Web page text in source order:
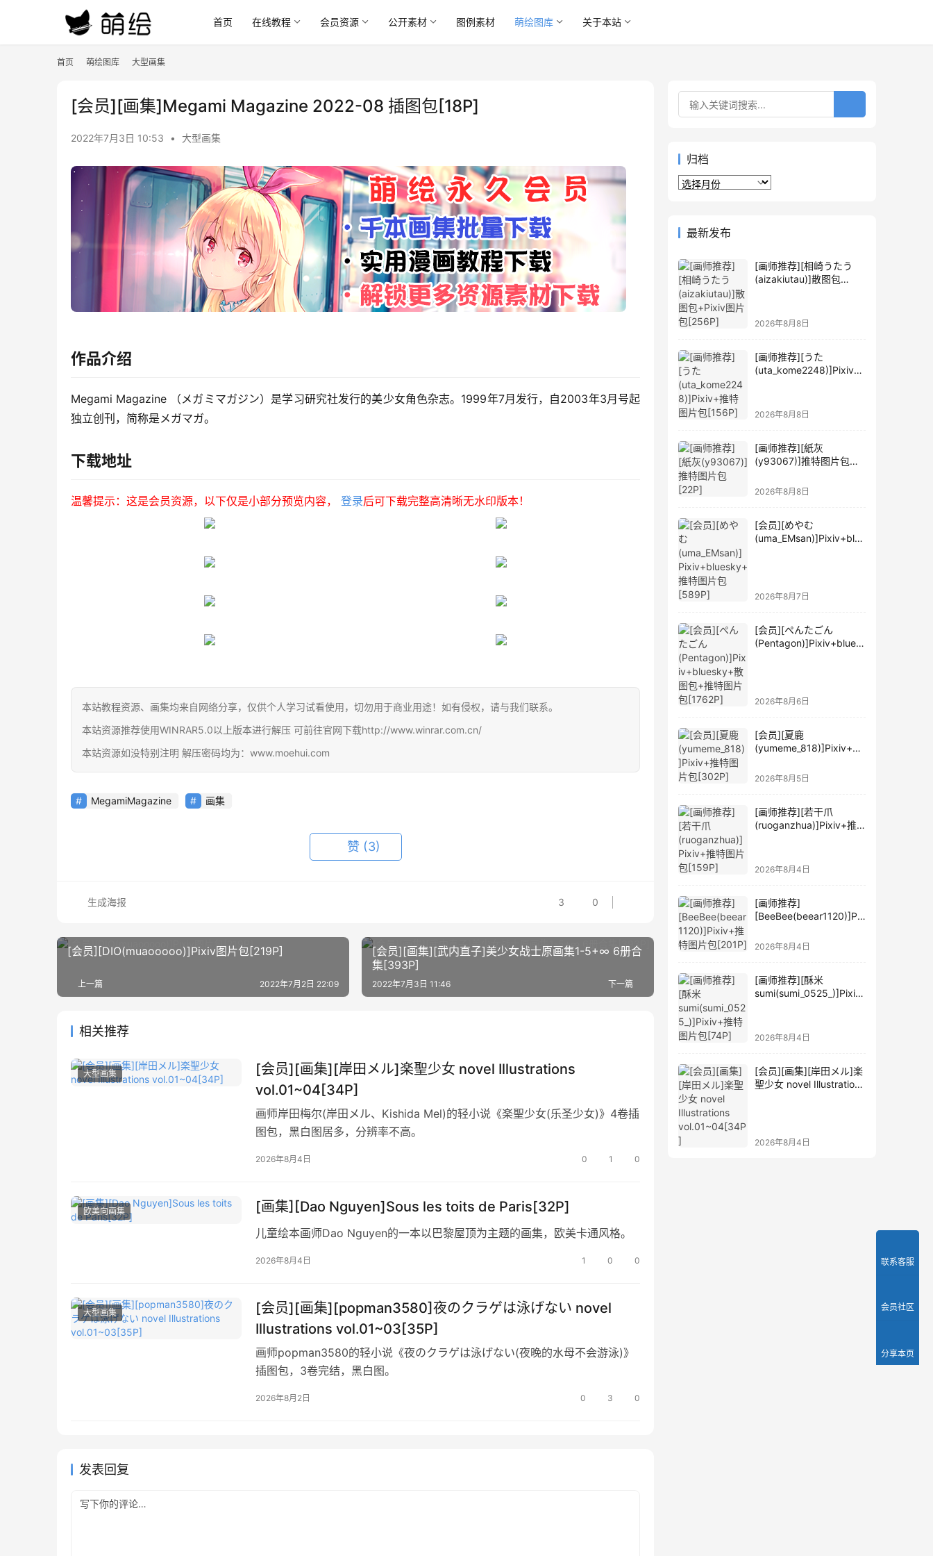
首页 在线教程 会员资源 公开素材 图例素材 萌绘图库 关于本站
首页 萌绘图库 大型画集
[会员][画集]Megami Magazine 2022-08 插图包[18P]
2022年7月3日 10:53 • 大型画集
作品介绍
Megami Magazine （メガミマガジン）是学习研究社发行的美少女角色杂志。1999年7月发行，自2003年3月号起
独立创刊，简称是メガマガ。
下载地址
温馨提示：这是会员资源，以下仅是小部分预览内容， 登录后可下载完整高清晰无水印版本！
本站教程资源、画集均来自网络分享，仅供个人学习试看使用，切勿用于商业用途！如有侵权，请与我们联系。
本站资源推荐使用WINRAR5.0以上版本进行解压 可前往官网下载http://www.winrar.com.cn/
本站资源如没特别注明 解压密码均为：www.moehui.com
MegamiMagazine 画集
赞 (3)
3 0
生成海报
[会员][DIO(muaooooo)]Pixiv图片包[219P]
上一篇 2022年7月2日 22:09
[会员][画集][武内直子]美少女战士原画集1-5+∞ 6册合
集[393P]
下一篇
2022年7月3日 11:46
相关推荐
大型画集
[会员][画集][岸田メル]楽聖少女 novel Illustrations
vol.01~04[34P]
画师岸田梅尔(岸田メル、Kishida Mel)的轻小说《楽聖少女(乐圣少女)》4卷插
图包，黑白图居多，分辨率不高。
2026年8月4日 0 1 0
欧美向画集 [画集][Dao Nguyen]Sous les toits de Paris[32P]
儿童绘本画师Dao Nguyen的一本以巴黎屋顶为主题的画集，欧美卡通风格。
2026年8月4日 1 0 0
大型画集
[会员][画集][popman3580]夜のクラゲは泳げない novel
Illustrations vol.01~03[35P]
画师popman3580的轻小说《夜のクラゲは泳げない(夜晚的水母不会游泳)》
插图包，3卷完结，黑白图。
2026年8月2日 0 3 0
发表回复
归档
归
最新发布
[画师推荐][相崎うたう
(aizakiutau)]散图包
2026年8月8日
[画师推荐][うた
(uta_kome2248)]Pixiv+
2026年8月8日
[画师推荐][紙灰
(y93067)]推特图片包
2026年8月8日
[会员][めやむ
(uma_EMsan)]Pixiv+blue
2026年8月7日
[会员][ぺんたごん
(Pentagon)]Pixiv+blues
2026年8月6日
[会员][夏鹿
(yumeme_818)]Pixiv+推
2026年8月5日
[画师推荐][若干爪
(ruoganzhua)]Pixiv+推
2026年8月4日
[画师推荐]
[BeeBee(beear1120)]Pix
2026年8月4日
[画师推荐][酥米
sumi(sumi_0525_)]Pixiv
2026年8月4日
[会员][画集][岸田メル]楽
聖少女 novel Illustrations
2026年8月4日
联系客服
会员社区
分享本页